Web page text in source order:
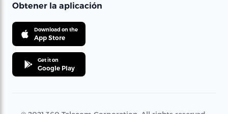
Obtener la aplicación
Download on the
App Store
Get it on
Google Play